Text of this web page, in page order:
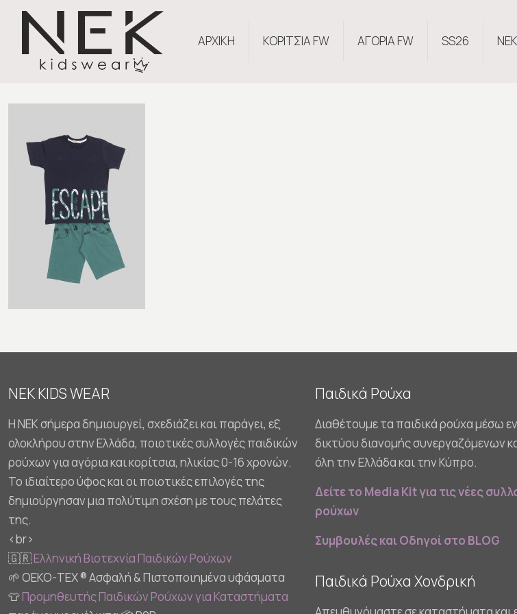
ΑΡΧΙΚΗ ΚΟΡΙΤΣΙΑ FW ΑΓΟΡΙΑ FW SS26
NEK KIDS WEAR
Η NEK σήμερα δημιουργεί, σχεδιάζει και παράγει, εξ
ολοκλήρου στην Ελλάδα, ποιοτικές συλλογές παιδικών
ρούχων για αγόρια και κορίτσια, ηλικίας 0-16 χρονών.
Το ιδιαίτερο ύφος και οι ποιοτικές επιλογές της
δημιούργησαν μια πολύτιμη σχέση με τους πελάτες
της.
<br>
🇬🇷Ελληνική Βιοτεχνία Παιδικών Ρούχων
🌱 OEKO-TEX ® Ασφαλή & Πιστοποιημένα υφάσματα
👕Προμηθευτής Παιδικών Ρούχων για Καταστήματα
Παιδικά Ρούχα
Διαθέτουμε τα παιδικά ρούχα μέσω
δικτύου διανομής συνεργαζόμενων
όλη την Ελλάδα και την Κύπρο.
Δείτε το Media Kit για τις νέες
ρούχων
Συμβουλές και Οδηγοί στο BLOG
Παιδικά Ρούχα Χονδρική